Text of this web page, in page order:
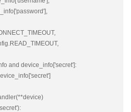
and device_info['secret']: